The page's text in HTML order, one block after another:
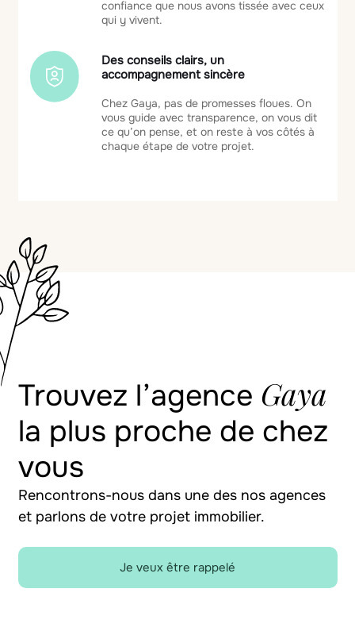
confiance que nous avons tissée avec ceux
qui y vivent.
Des conseils clairs, un
accompagnement sincère
Chez Gaya, pas de promesses floues. On
vous guide avec transparence, on vous dit
ce qu’on pense, et on reste à vos côtés à
chaque étape de votre projet.
Trouvez l’agence Gaya
la plus proche de chez
vous
Rencontrons-nous dans une des nos agences
et parlons de votre projet immobilier.
Je veux être rappelé